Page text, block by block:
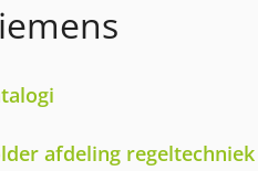
afdeling regeltechniek